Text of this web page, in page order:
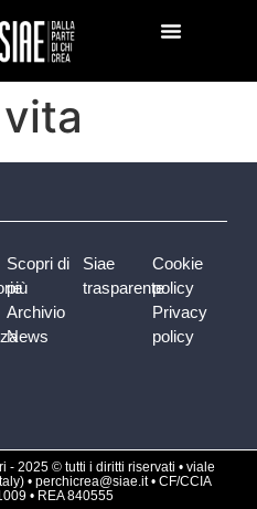
Scopri di
più
Archivio
News
Siae
trasparente
Cookie
policy
Privacy
policy
- 2025 © tutti i diritti riservati • viale
• perchicrea@siae.it • CF/CCIA
• REA 840555